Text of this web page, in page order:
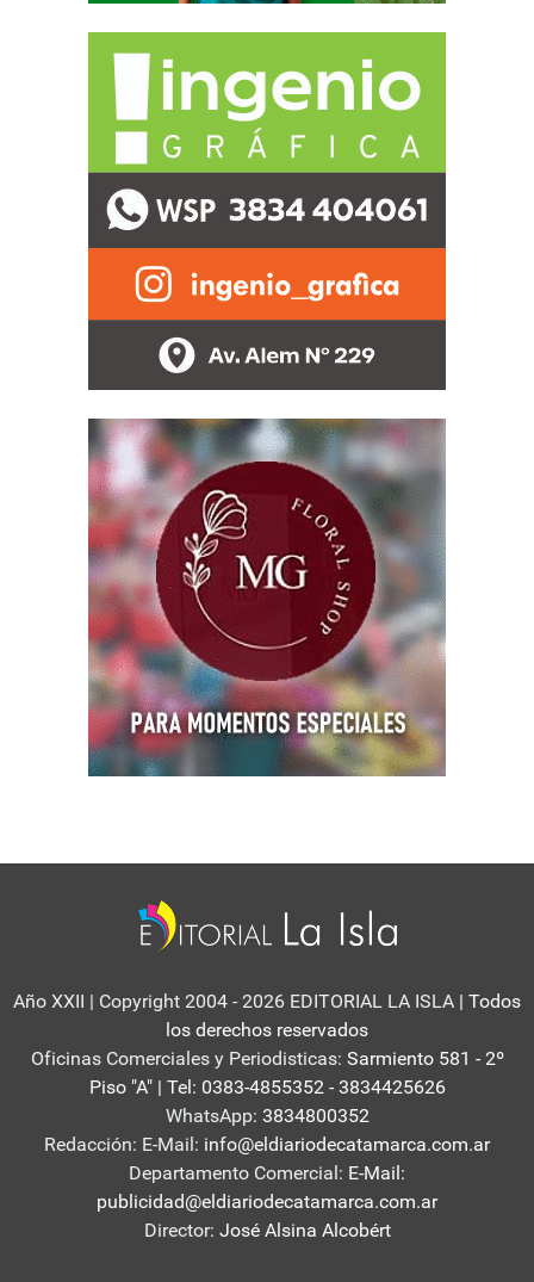
Año XXII | Copyright 2004 - 2026 EDITORIAL LA ISLA | Todos
los derechos reservados
Oficinas Comerciales y Periodisticas: Sarmiento 581 - 2º
Piso "A" | Tel: 0383-4855352 - 3834425626
WhatsApp: 3834800352
Redacción: E-Mail: info@eldiariodecatamarca.com.ar
Departamento Comercial: E-Mail:
publicidad@eldiariodecatamarca.com.ar
Director: José Alsina Alcobért